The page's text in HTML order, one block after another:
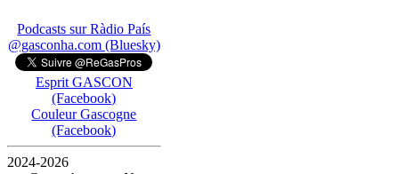
Podcasts sur Ràdio País
@gasconha.com (Bluesky)
Esprit GASCON
(Facebook)
Couleur Gascogne
(Facebook)
2024-2026